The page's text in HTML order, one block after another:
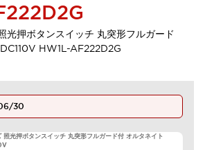
押ボタンスイッチ 丸突形フルガード
HW1L-AF222D2G
30
光押ボタンスイッチ 丸突形フルガード付 オルタネイト